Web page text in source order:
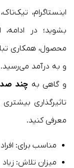
اینستاگرام،
بشوید؛ در ادامه،
محصول، همکاری
و به درآمد
و گاهی بهچند صد
تاثیرگذاری
معرفی کنید.
مناسب برای:
میزان تلاش: زیاد